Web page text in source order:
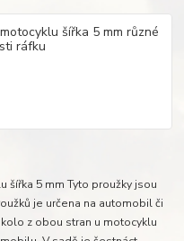
šířka 5 mm Tyto proužky jsou
je určena na automobil či
z obou stran u motocyklu